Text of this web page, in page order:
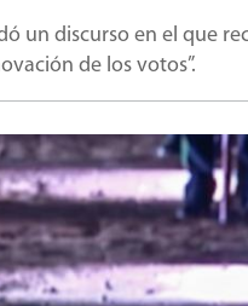
un discurso en el que
de los votos”.